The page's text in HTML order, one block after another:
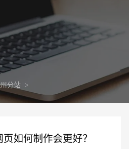
分站>
如何制作会更好？